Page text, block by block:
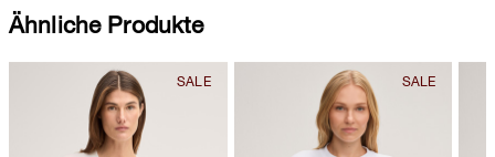
Ähnliche Produkte